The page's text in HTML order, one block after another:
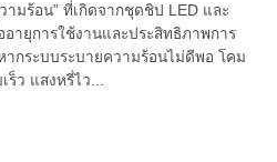
มร้อน” ที่เกิดจากชุดชิป LED และ
อายุการใช้งานและประสิทธิภาพการ
กระบบระบายความร้อนไม่ดีพอ โคม
ร็ว แสงหรี่ไว...